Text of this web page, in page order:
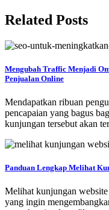
Related Posts
Mengubah Traffic Menjadi
Penjualan Online
Mendapatkan ribuan
pencapaian yang bagus
kunjungan tersebut akan
Panduan Lengkap Melihat
Melihat kunjungan
yang ingin